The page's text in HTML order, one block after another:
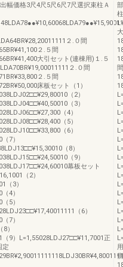
幅価格3尺4尺5尺6尺7尺選択束柱Ａ
２.０間
２.５間
大引セット(連棟用)１.５
２.０間
２.５間
床板セット（1）
（2）
（3）
（4）
（5）
（6）
7）
（8）
（9）
幕板セット
（2）
（3）
4）
5）
（6）
7）
）
9）L=1,55028LDJ27□□¥11,7001正
定